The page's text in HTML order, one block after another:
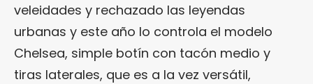
veleidades y rechazado las leyendas
urbanas y este año lo controla el modelo
Chelsea, simple botín con tacón medio y
tiras laterales, que es a la vez versátil,